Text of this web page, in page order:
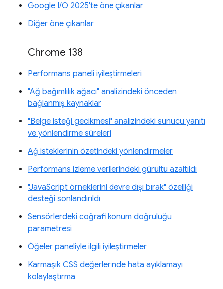
Google I/O 2025'te öne çıkanlar
Diğer öne çıkanlar
Chrome 138
Performans paneli iyileştirmeleri
"Ağ bağımlılık ağacı" analizindeki önceden
bağlanmış kaynaklar
"Belge isteği gecikmesi" analizindeki sunucu yanıtı
ve yönlendirme süreleri
Ağ isteklerinin özetindeki yönlendirmeler
Performans izleme verilerindeki gürültü azaltıldı
"JavaScript örneklerini devre dışı bırak" özelliği
desteği sonlandırıldı
Sensörlerdeki coğrafi konum doğruluğu
parametresi
Öğeler paneliyle ilgili iyileştirmeler
Karmaşık CSS değerlerinde hata ayıklamayı
kolaylaştırma